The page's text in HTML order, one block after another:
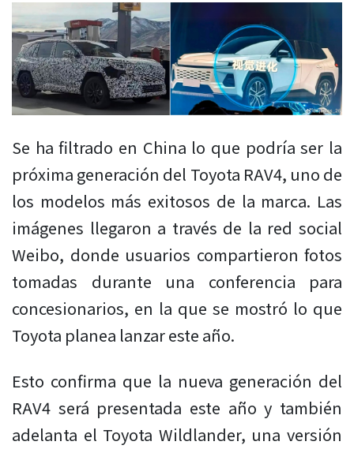
Se ha filtrado en China lo que podría ser la
próxima generación del Toyota RAV4, uno de
los modelos más exitosos de la marca. Las
imágenes llegaron a través de la red social
Weibo, donde usuarios compartieron fotos
tomadas durante una conferencia para
concesionarios, en la que se mostró lo que
Toyota planea lanzar este año.
Esto confirma que la nueva generación del
RAV4 será presentada este año y también
adelanta el Toyota Wildlander, una versión